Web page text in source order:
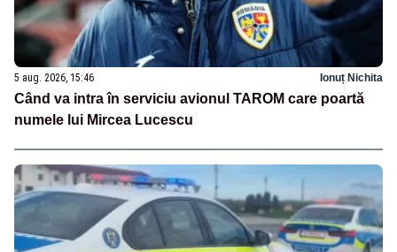
5 aug. 2026, 15:46 Ionuț Nichita
Când va intra în serviciu avionul TAROM care poartă
numele lui Mircea Lucescu